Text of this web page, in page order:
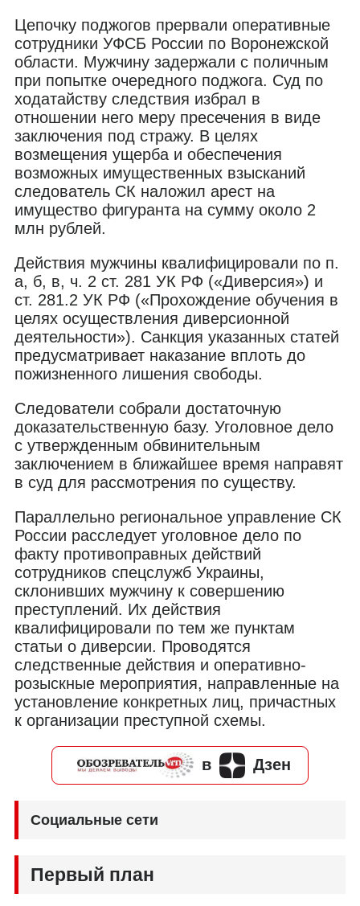
Цепочку поджогов прервали оперативные
сотрудники УФСБ России по Воронежской
области. Мужчину задержали с поличным
при попытке очередного поджога. Суд по
ходатайству следствия избрал в
отношении него меру пресечения в виде
заключения под стражу. В целях
возмещения ущерба и обеспечения
возможных имущественных взысканий
следователь СК наложил арест на
имущество фигуранта на сумму около 2
млн рублей.
Действия мужчины квалифицировали по п.
а, б, в, ч. 2 ст. 281 УК РФ («Диверсия») и
ст. 281.2 УК РФ («Прохождение обучения в
целях осуществления диверсионной
деятельности»). Санкция указанных статей
предусматривает наказание вплоть до
пожизненного лишения свободы.
Следователи собрали достаточную
доказательственную базу. Уголовное дело
с утвержденным обвинительным
заключением в ближайшее время направят
в суд для рассмотрения по существу.
Параллельно региональное управление СК
России расследует уголовное дело по
факту противоправных действий
сотрудников спецслужб Украины,
склонивших мужчину к совершению
преступлений. Их действия
квалифицировали по тем же пунктам
статьи о диверсии. Проводятся
следственные действия и оперативно-
розыскные мероприятия, направленные на
установление конкретных лиц, причастных
к организации преступной схемы.
в Дзен
Социальные сети
Первый план